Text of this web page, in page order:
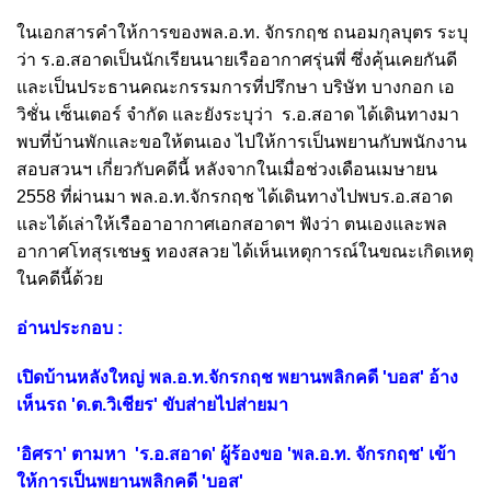
ในเอกสารคำให้การของพล.อ.ท. จักรกฤช ถนอมกุลบุตร ระบุ
ว่า ร.อ.สอาดเป็นนักเรียนนายเรืออากาศรุ่นพี่ ซึ่งคุ้นเคยกันดี
และเป็นประธานคณะกรรมการที่ปรึกษา บริษัท บางกอก เอ
วิชั่น เซ็นเตอร์ จำกัด และยังระบุว่า ร.อ.สอาด ได้เดินทางมา
พบที่บ้านพักและขอให้ตนเอง ไปให้การเป็นพยานกับพนักงาน
สอบสวนฯ เกี่ยวกับคดีนี้ หลังจากในเมื่อช่วงเดือนเมษายน
2558 ที่ผ่านมา พล.อ.ท.จักรกฤช ได้เดินทางไปพบร.อ.สอาด
และได้เล่าให้เรืออาอากาศเอกสอาดฯ ฟังว่า ตนเองและพล
อากาศโทสุรเชษฐ ทองสลวย ได้เห็นเหตุการณ์ในขณะเกิดเหตุ
ในคดีนี้ด้วย
อ่านประกอบ :
เปิดบ้านหลังใหญ่ พล.อ.ท.จักรกฤช พยานพลิกคดี 'บอส' อ้าง
เห็นรถ 'ด.ต.วิเชียร' ขับส่ายไปส่ายมา
'อิศรา' ตามหา 'ร.อ.สอาด' ผู้ร้องขอ 'พล.อ.ท. จักรกฤช' เข้า
ให้การเป็นพยานพลิกคดี 'บอส'